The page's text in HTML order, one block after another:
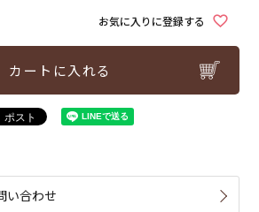
お気に入りに登録する
カートに入れる
い合わせ